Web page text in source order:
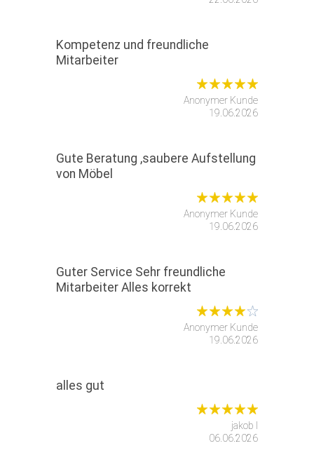
Kompetenz und freundliche
Mitarbeiter
Anonymer Kunde
19.06.2026
Gute Beratung ,saubere Aufstellung
von Möbel
Anonymer Kunde
19.06.2026
Guter Service Sehr freundliche
Mitarbeiter Alles korrekt
Anonymer Kunde
19.06.2026
alles gut
jakob l
06.06.2026